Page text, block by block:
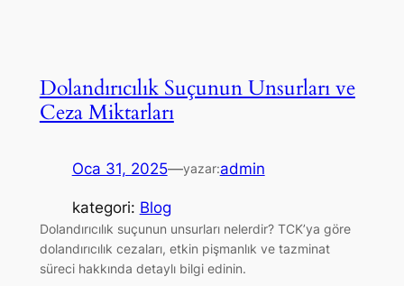
Dolandırıcılık Suçunun Unsurları ve
Ceza Miktarları
Oca 31, 2025—yazar:admin
kategori: Blog
Dolandırıcılık suçunun unsurları nelerdir? TCK’ya göre
dolandırıcılık cezaları, etkin pişmanlık ve tazminat
süreci hakkında detaylı bilgi edinin.